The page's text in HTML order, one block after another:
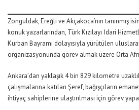
Zonguldak, Ereğli ve Akçakoca’nın tanınmış
konuk yazarlarından, Türk Kızılayı İdari
Kurban Bayramı dolayısıyla yürütülen
organizasyonunda görev almak üzere Orta
Ankara’dan yaklaşık 4 bin 829 kilometre
çalışmalarına katılan Şeref, bağışçıların
ihtiyaç sahiplerine ulaştırılması için görev